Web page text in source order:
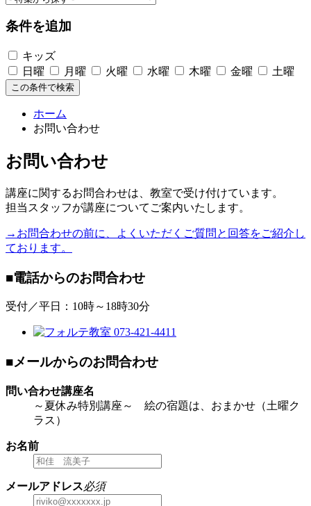
条件を追加
キッズ
日曜
月曜 火曜 水曜 木曜 金曜 土曜
この条件で検索
ホーム
お問い合わせ
お問い合わせ
講座に関するお問合わせは、教室で受け付けています。
担当スタッフが講座についてご案内いたします。
→お問合わせの前に、よくいただくご質問と回答をご紹介し
ております。
■電話からのお問合わせ
受付／平日：10時～18時30分
■メールからのお問合わせ
問い合わせ講座名
～夏休み特別講座～ 絵の宿題は、おまかせ（土曜ク
ラス）
お名前
メールアドレス必須